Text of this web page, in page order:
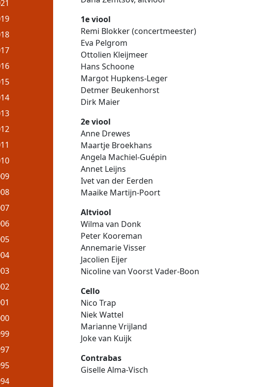
1e viool
Remi Blokker (concertmeester)
Eva Pelgrom
Ottolien Kleijmeer
Hans Schoone
Margot Hupkens-Leger
Detmer Beukenhorst
Dirk Maier
2e viool
Anne Drewes
Maartje Broekhans
Angela Machiel-Guépin
Annet Leijns
Ivet van der Eerden
Maaike Martijn-Poort
Altviool
Wilma van Donk
Peter Kooreman
Annemarie Visser
Jacolien Eijer
Nicoline van Voorst Vader-Boon
Cello
Nico Trap
Niek Wattel
Marianne Vrijland
Joke van Kuijk
Contrabas
Giselle Alma-Visch